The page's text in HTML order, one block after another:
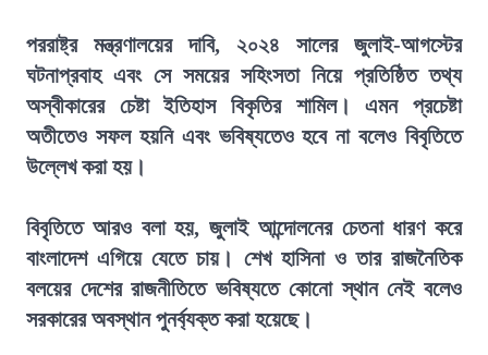
পররাষ্ট্র মন্ত্রণালয়ের দাবি, ২০২৪ সালের জুলাই-আগস্টের
ঘটনাপ্রবাহ এবং সে সময়ের সহিংসতা নিয়ে প্রতিষ্ঠিত তথ্য
অস্বীকারের চেষ্টা ইতিহাস বিকৃতির শামিল। এমন প্রচেষ্টা
অতীতেও সফল হয়নি এবং ভবিষ্যতেও হবে না বলেও বিবৃতিতে
উল্লেখ করা হয়।
বিবৃতিতে আরও বলা হয়, জুলাই আন্দোলনের চেতনা ধারণ করে
বাংলাদেশ এগিয়ে যেতে চায়। শেখ হাসিনা ও তার রাজনৈতিক
বলয়ের দেশের রাজনীতিতে ভবিষ্যতে কোনো স্থান নেই বলেও
সরকারের অবস্থান পুনর্ব্যক্ত করা হয়েছে।